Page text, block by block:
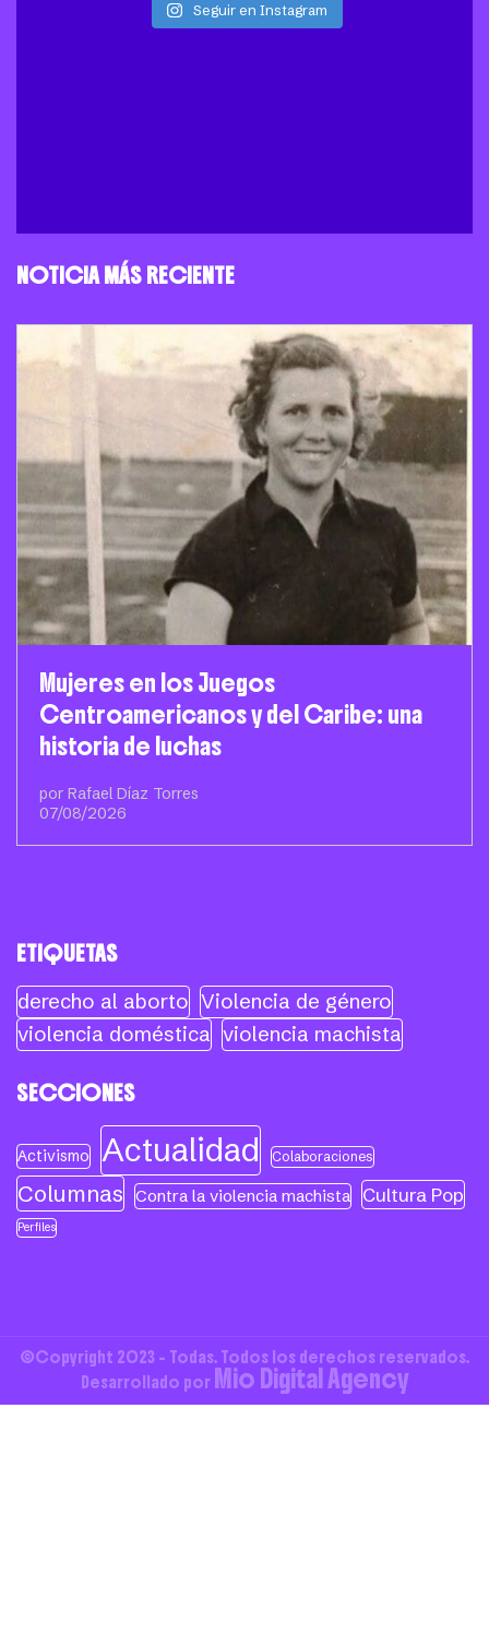
Seguir en Instagram
NOTICIA MÁS RECIENTE
Mujeres en los Juegos
Centroamericanos y del Caribe: una
historia de luchas
por Rafael Díaz Torres
07/08/2026
ETIQUETAS
derecho al aborto Violencia de género
violencia doméstica violencia machista
SECCIONES
Activismo Actualidad Colaboraciones
Columnas Contra la violencia machista Cultura Pop
Perfiles
©Copyright 2023 - Todas. Todos los derechos reservados.
Desarrollado por Mio Digital Agency